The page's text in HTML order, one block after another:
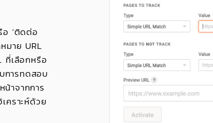
อ 'ติดต่อ
มาย URL
ที่เลือกหรือ
การทดสอบ
าจากการ
คราะห์ด้วย